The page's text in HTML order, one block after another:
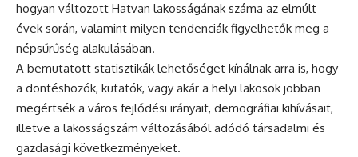
hogyan változott Hatvan lakosságának száma az elmúlt
évek során, valamint milyen tendenciák figyelhetők meg a
népsűrűség alakulásában.
A bemutatott statisztikák lehetőséget kínálnak arra is, hogy
a döntéshozók, kutatók, vagy akár a helyi lakosok jobban
megértsék a város fejlődési irányait, demográfiai kihívásait,
illetve a lakosságszám változásából adódó társadalmi és
gazdasági következményeket.